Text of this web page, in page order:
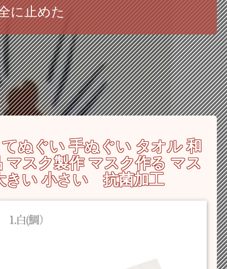
に止めた
ぬぐい 手ぬぐい タオル 和
マスク製作 マスク作る マス
きい 小さい 抗菌加工